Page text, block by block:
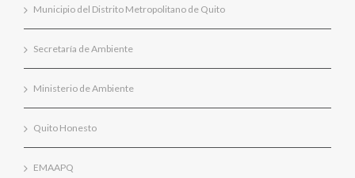
Municipio del Distrito Metropolitano de Quito
Secretaría de Ambiente
Ministerio de Ambiente
Quito Honesto
EMAAPQ